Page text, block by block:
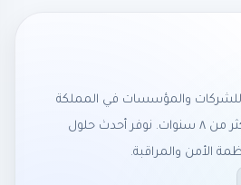
للشركات والمؤسسات في المملكة
العربية السعودية منذ أكثر من ٨ سنوات. نوفر أحدث حلول
الأمن والمراقبة.